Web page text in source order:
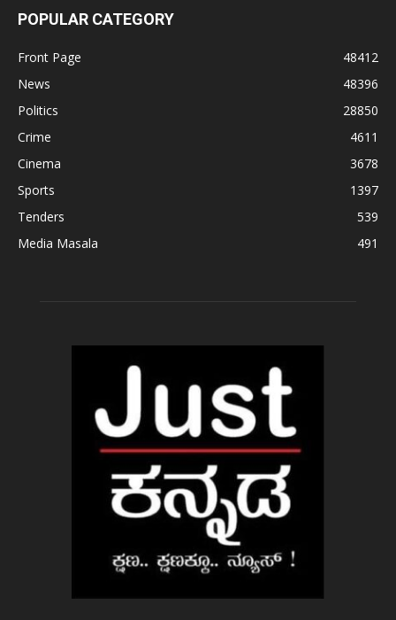
POPULAR CATEGORY
Front Page
48412
News
48396
Politics
28850
Crime
4611
Cinema
3678
Sports
1397
Tenders
539
Media Masala
491